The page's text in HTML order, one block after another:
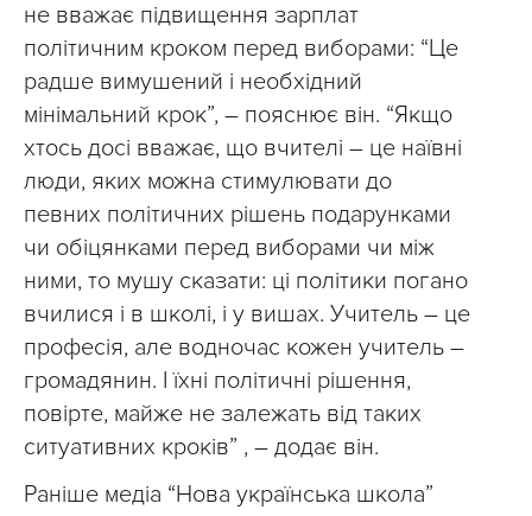
не вважає підвищення зарплат
політичним кроком перед виборами: “Це
радше вимушений і необхідний
мінімальний крок”, – пояснює він. “Якщо
хтось досі вважає, що вчителі – це наївні
люди, яких можна стимулювати до
певних політичних рішень подарунками
чи обіцянками перед виборами чи між
ними, то мушу сказати: ці політики погано
вчилися і в школі, і у вишах. Учитель – це
професія, але водночас кожен учитель –
громадянин. І їхні політичні рішення,
повірте, майже не залежать від таких
ситуативних кроків” , – додає він.
Раніше медіа “Нова українська школа”